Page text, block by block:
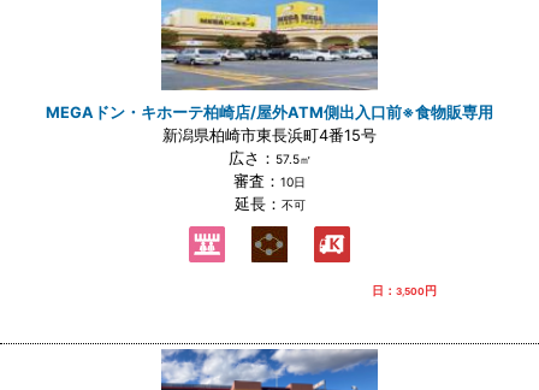
MEGAドン・キホーテ柏崎店/屋外ATM側出入口前※食物販専用
新潟県柏崎市東長浜町4番15号
広さ： 57.5㎡
審査： 10日
延長： 不可
日： 3,500 円